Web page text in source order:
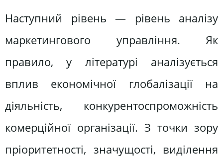
Наступний рівень — рівень аналізу
маркетингового управління. Як
правило, у літературі аналізується
вплив економічної глобалізації на
діяльність, конкурентоспроможність
комерційної організації. З точки зору
пріоритетності, значущості, виділення